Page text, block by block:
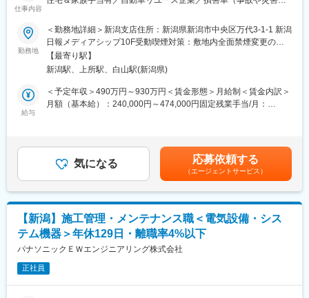
船舶・鉄道車両・建設機械・産業機械等の動力伝達装置、いわゆ
造・販売を行っています。
特に船舶・鉄道車両の分野では、技術力・シェアともに国内トッ
プクラスの地位を確立しています。
また、産学共同による新技術の開発にも注力しています。船舶で
社のトランスミッションが搭載されています。
鉄道車両では、JR各社（北海道・東日本・東海・西日本・九州・
れるような取引があります。変速装置には、動力伝達装置の専門
メーカとして永年にわたって蓄積した豊富な経験と、独自の技術
が生かされています。
変更の範囲：会社の定める業務
仕事内容
昨今は大規模な風水害が発生し、甚大な数の車や家屋が被害を被
っています。
当社では、被災された方の経済的、精神的な支援の一部として迅
速なアジャスター対応と修理、買取のサービスをご提供してまい
ります。
また、それは、被災地の早期復興と、引き取った車は適正に処理
し資源循環、温暖化抑制に寄与してまいりたいと考えています。
事故や災害などで損傷した車両の損害状況を調査し、修理工場か
ら提出される見積書の内容や修理費用の妥当性を確認していただ
きます。また、修理工場や保険会社との協議を通じて適正な修理
り）
・専用ソフトを使用した損害額/修理費の算出
・修理見積書の内容確認および妥当性の判断
・保険会社向け見積書・報告書の作成および提出
・保険会社との協定・打ち合わせ
・社内からの技術的な相談対応
・その他付随する業務
勤務地
＜勤務地詳細＞新潟支店住所：新潟県新潟市中央区万代3-1-1 新潟
日報メディアシップ10F受動喫煙対策：敷地内全面禁煙変更の範
囲：会社の定める事業所
【最寄り駅】
新潟駅、上所駅、白山駅(新潟県)
給与
＜予定年収＞490万円～930万円＜賃金形態＞月給制＜賃金内訳＞
月額（基本給）：240,000円～474,000円固定残業手当/月：
経験・能力・スキル等を考慮の上、当社規定により決定します。■
昇給：年1回（4月）■決算賞与：年2回※年間平均支給：月収2カ月
分（業績・個人評価に応じて1.5～3カ月分）賃金はあくまでも目
安の金額であり、選考を通じて上下する可能性があります。月給
(月額)は固定手当を含めた表記です。
気になる 応募依頼する
（エージェントサービス）
【新潟】施工管理・メンテナンス職＜電気設備・シス
テム機器＞年休129日・離職率4%以下
パナソニックＥＷエンジニアリング株式会社
正社員